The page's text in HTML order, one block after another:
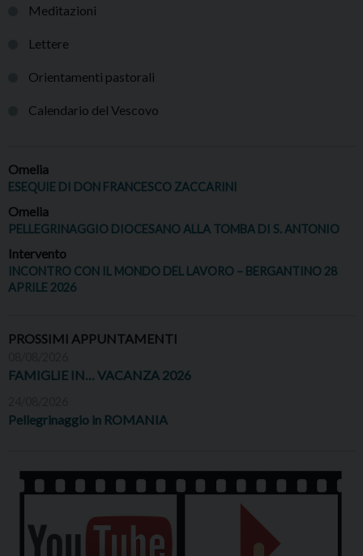
Meditazioni
Lettere
Orientamenti pastorali
Calendario del Vescovo
Omelia
ESEQUIE DI DON FRANCESCO ZACCARINI
Omelia
PELLEGRINAGGIO DIOCESANO ALLA TOMBA DI S. ANTONIO
Intervento
INCONTRO CON IL MONDO DEL LAVORO – BERGANTINO 28
APRILE 2026
PROSSIMI APPUNTAMENTI
FAMIGLIE IN… VACANZA 2026
Pellegrinaggio in ROMANIA